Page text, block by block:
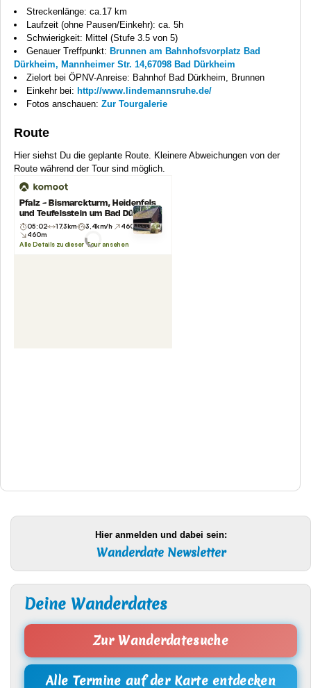
Streckenlänge: ca.17 km
Laufzeit (ohne Pausen/Einkehr): ca. 5h
Schwierigkeit: Mittel (Stufe 3.5 von 5)
Genauer Treffpunkt: Brunnen am Bahnhofsvorplatz Bad
Dürkheim, Mannheimer Str. 14,67098 Bad Dürkheim
Zielort bei ÖPNV-Anreise: Bahnhof Bad Dürkheim, Brunnen
Einkehr bei: http://www.lindemannsruhe.de/
Fotos anschauen: Zur Tourgalerie
Route
Hier siehst Du die geplante Route. Kleinere Abweichungen von der
Route während der Tour sind möglich.
Hier anmelden und dabei sein:
Wanderdate Newsletter
Deine Wanderdates
Zur Wanderdatesuche
Alle Termine auf der Karte entdecken